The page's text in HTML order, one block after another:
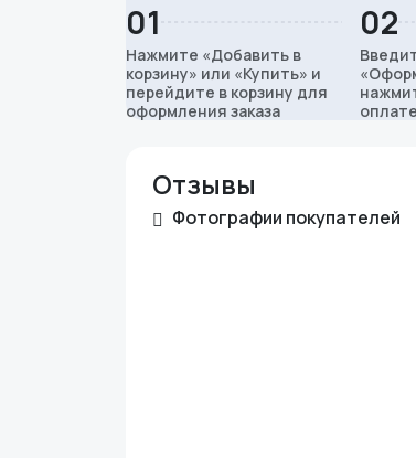
01
Нажмите «Добавить в
корзину» или «Купить» и
перейдите в корзину для
оформления заказа
02
Отзывы
Фотографии покупателей